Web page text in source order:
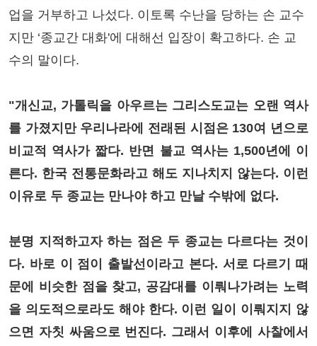
업을 거부하고 나섰다. 이토록 수난을 당하는 손 교수
지만 ‘종교간 대화'에 대해선 입장이 확고하다. 손 교
수의 말이다.
"개신교, 가톨릭을 아우르는 그리스도교는 오랜 역사
를 가졌지만 우리나라에 전래된 시점은 130여 년으로
비교적 역사가 짧다. 반면 불교 역사는 1,500년에 이
른다. 한국 전통문화라고 해도 지나치지 않는다. 이런
이유로 두 종교는 만나야 하고 만날 수밖에 없다.
분명 지적하고자 하는 점은 두 종교는 다르다는 것이
다. 바로 이 점이 출발선이라고 본다. 서로 다르기 때
문에 비슷한 점을 찾고, 공감대를 이뤄나가려는 노력
을 의도적으로라도 해야 한다. 이런 일이 이뤄지지 않
으면 자칫 싸움으로 번진다. 그래서 이후에 사찰에서